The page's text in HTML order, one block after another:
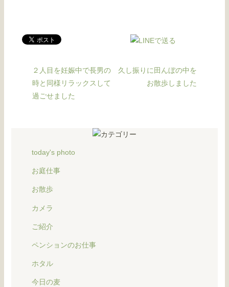
２人目を妊娠中で長男の
時と同様リラックスして
過ごせました
久し振りに田んぼの中を
お散歩しました
today's photo
お庭仕事
お散歩
カメラ
ご紹介
ペンションのお仕事
ホタル
今日の麦